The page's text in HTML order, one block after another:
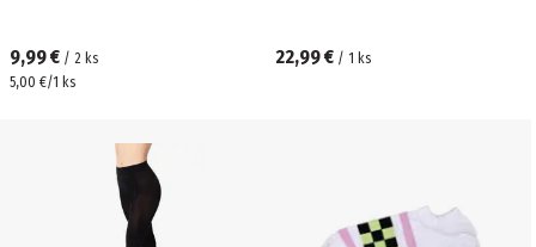
9,99 € / 2 ks
5,00 €/1 ks
22,99 € / 1 ks